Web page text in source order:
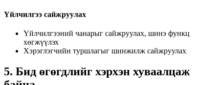
Үйлчилгээ сайжруулах
Үйлчилгээний чанарыг сайжруулах, шинэ функц
хөгжүүлэх
Хэрэглэгчийн туршлагыг шинжилж сайжруулах
5. Бид өгөгдлийг хэрхэн хуваалцаж